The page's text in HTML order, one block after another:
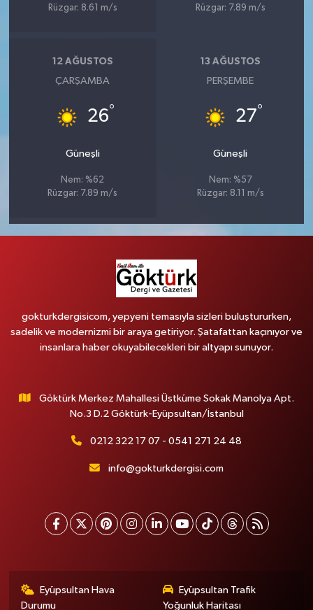
Rüzgar: 8.61 m/s
Rüzgar: 7.89 m/s
12 AĞUSTOS
ÇARŞAMBA
26°
Güneşli
Nem: %62
Rüzgar: 7.89 m/s
13 AĞUSTOS
PERŞEMBE
27°
Güneşli
Nem: %57
Rüzgar: 8.11 m/s
gokturkdergisicom, yepyeni temasıyla sizleri buluştururken,
sadelik ve modernizmi bir araya getiriyor. Şatafattan kaçınıyor ve
insanlara haber okuyabilecekleri bir altyapı sunuyor.
Göktürk Merkez Mahallesi Üstküme Sokak Manolya Apt.
No.3 D.2 Göktürk-Eyüpsultan/İstanbul
0212 322 17 07 - 0541 271 24 48
info@gokturkdergisi.com
Eyüpsultan Hava
Durumu
Eyüpsultan Trafik
Yoğunluk Haritası